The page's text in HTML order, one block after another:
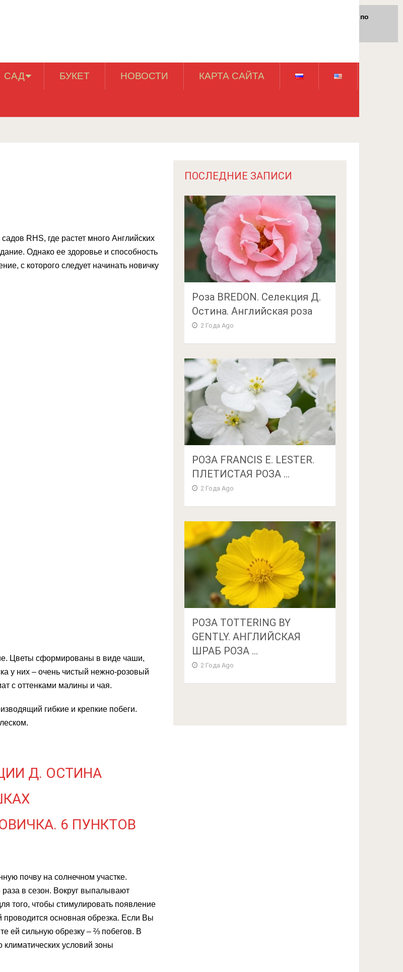
САД БУКЕТ НОВОСТИ КАРТА САЙТА
RHS, где растет много Английских
Однако ее здоровье и способность
с которого следует начинать новичку
Цветы сформированы в виде чаши,
у них – очень чистый нежно-розовый
с оттенками малины и чая.
гибкие и крепкие побеги.
Д. ОСТИНА
6 ПУНКТОВ
почву на солнечном участке.
в сезон. Вокруг выпалывают
того, чтобы стимулировать появление
основная обрезка. Если Вы
ей сильную обрезку – ⅔ побегов. В
условий зоны
ПОСЛЕДНИЕ ЗАПИСИ
Роза BREDON. Селекция Д.
Остина. Английская роза
2 Года Ago
РОЗА FRANCIS E. LESTER.
ПЛЕТИСТАЯ РОЗА ...
2 Года Ago
РОЗА TOTTERING BY
GENTLY. АНГЛИЙСКАЯ
ШРАБ РОЗА ...
2 Года Ago
Для любых предложений по